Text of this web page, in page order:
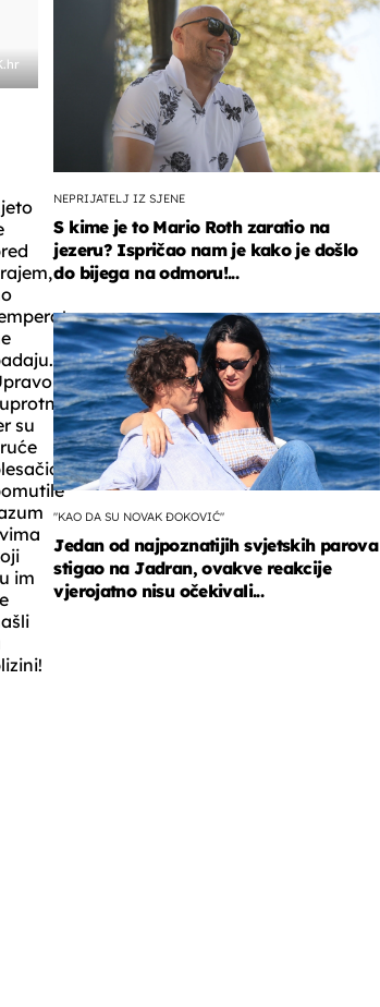
su
im
NEPRIJATELJ IZ SJENE
S kime je to Mario Roth zaratio na
jezeru? Ispričao nam je kako je došlo
do bijega na odmoru!...
"KAO DA SU NOVAK ĐOKOVIĆ"
Jedan od najpoznatijih svjetskih parova
stigao na Jadran, ovakve reakcije
vjerojatno nisu očekivali...